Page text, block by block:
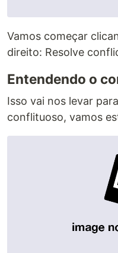
Vamos começar
direito: Resolve
Entendendo o
Isso vai nos levar
conflituoso, vamos